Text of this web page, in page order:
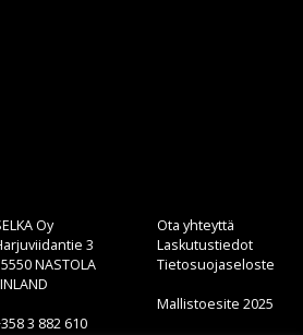
Oy
3
NASTOLA
3 882 610
Ota yhteyttä
Laskutustiedot
Tietosuojaseloste
Mallistoesite 2025